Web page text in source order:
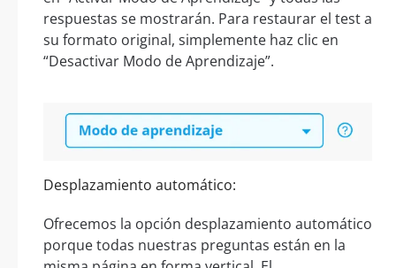
respuestas se mostrarán. Para restaurar el test a
su formato original, simplemente haz clic en
“Desactivar Modo de Aprendizaje”.
Desplazamiento automático:
Ofrecemos la opción desplazamiento automático
porque todas nuestras preguntas están en la